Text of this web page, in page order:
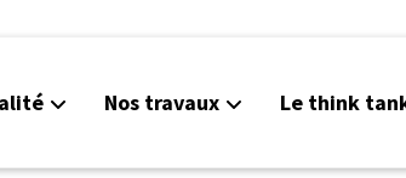
Nos travaux Le think